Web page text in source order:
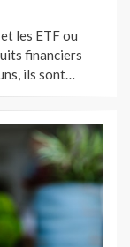
les ETF ou
financiers
ils sont…